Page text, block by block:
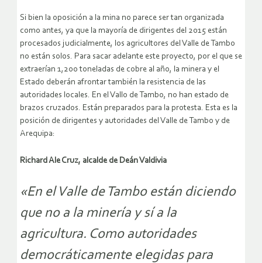
Si bien la oposición a la mina no parece ser tan organizada
como antes, ya que la mayoría de dirigentes del 2015 están
procesados judicialmente, los agricultores del Valle de Tambo
no están solos. Para sacar adelante este proyecto, por el que se
extraerían 1,200 toneladas de cobre al año, la minera y el
Estado deberán afrontar también la resistencia de las
autoridades locales. En el Vallo de Tambo, no han estado de
brazos cruzados. Están preparados para la protesta. Esta es la
posición de dirigentes y autoridades del Valle de Tambo y de
Arequipa:
Richard Ale Cruz, alcalde de Deán Valdivia
«En el Valle de Tambo están diciendo
que no a la minería y sí a la
agricultura. Como autoridades
democráticamente elegidas para